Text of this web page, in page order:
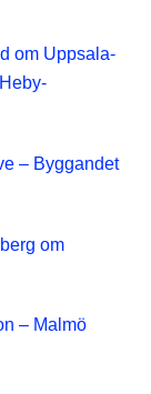
om Uppsala-
– Byggandet
om
– Malmö